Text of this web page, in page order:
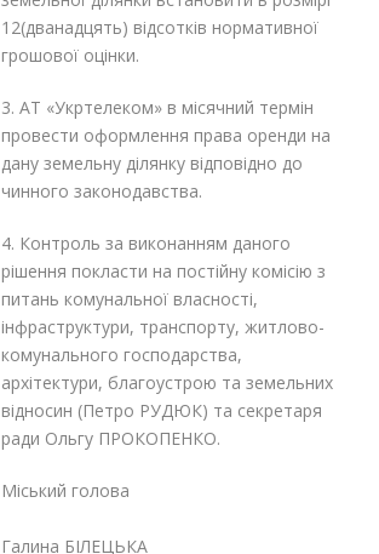
12(дванадцять) відсотків нормативної
грошової оцінки.
3. АТ «Укртелеком» в місячний термін
провести оформлення права оренди на
дану земельну ділянку відповідно до
чинного законодавства.
4. Контроль за виконанням даного
рішення покласти на постійну комісію з
питань комунальної власності,
інфраструктури, транспорту, житлово-
комунального господарства,
архітектури, благоустрою та земельних
відносин (Петро РУДЮК) та секретаря
ради Ольгу ПРОКОПЕНКО.
Міський голова
Галина БІЛЕЦЬКА